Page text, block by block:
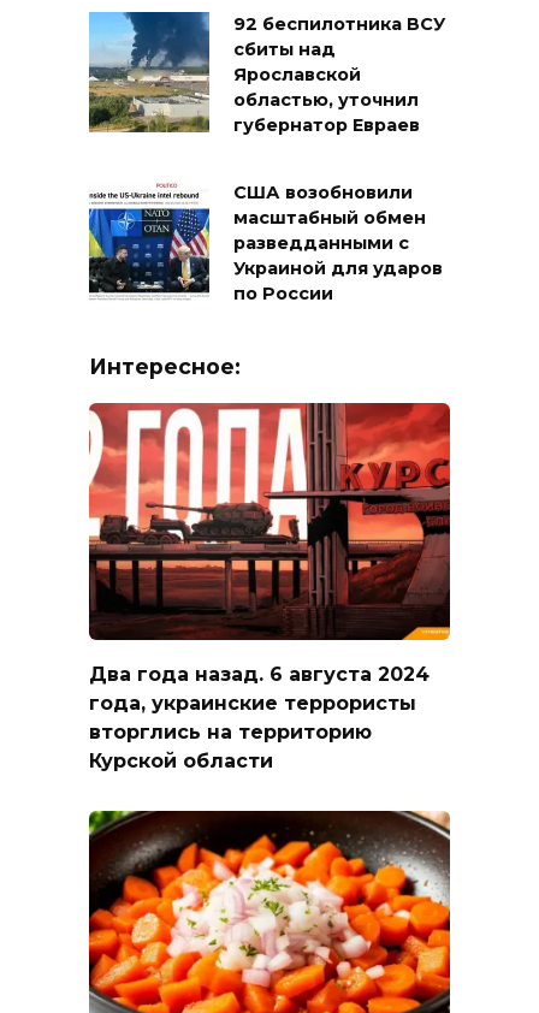
92 беспилотника ВСУ
сбиты над
Ярославской
областью, уточнил
губернатор Евраев
США возобновили
масштабный обмен
разведданными с
Украиной для ударов
по России
Интересное:
Два года назад. 6 августа 2024
года, украинские террористы
вторглись на территорию
Курской области